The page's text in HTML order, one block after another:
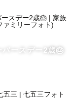
ご安心くださ
バースデー2歳🎂